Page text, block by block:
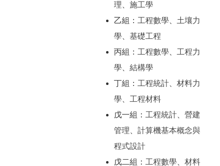
理
施工學
乙組： 工程數學
土壤力
學
基礎工程
丙組： 工程數學
工程力
學
結構學
丁組： 工程統計
材料力
學
工程材料
戊一組： 工程統計
營建
管理
計算機基本概念與
程式設計
戊二組： 工程數學 材料